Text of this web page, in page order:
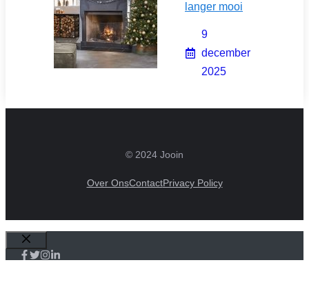
langer mooi
9
december
2025
© 2024 Jooin
Over OnsContactPrivacy Policy
Sluiten